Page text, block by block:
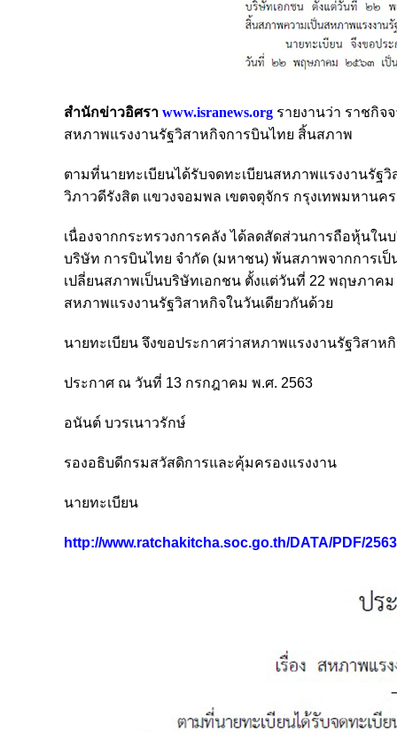
สำนักข่าวอิศรา www.isranews.org รายงานว่า ราชกิจ
สหภาพแรงงานรัฐวิสาหกิจการบินไทย สิ้นสภาพ
ตามที่นายทะเบียนได้รับจดทะเบียนสหภาพแรงงานรัฐ
วิภาวดีรังสิต แขวงจอมพล เขตจตุจักร กรุงเทพมหานค
เนื่องจากกระทรวงการคลัง ได้ลดสัดส่วนการถือหุ้นใ
บริษัท การบินไทย จำกัด (มหาชน) พ้นสภาพจากการเ
เปลี่ยนสภาพเป็นบริษัทเอกชน ตั้งแต่วันที่ 22 พฤษภาค
สหภาพแรงงานรัฐวิสาหกิจในวันเดียวกันด้วย
นายทะเบียน จึงขอประกาศว่าสหภาพแรงงานรัฐวิสา
ประกาศ ณ วันที่ 13 กรกฎาคม พ.ศ. 2563
อนันต์ บวรเนาวรักษ์
รองอธิบดีกรมสวัสดิการและคุ้มครองแรงงาน
นายทะเบียน
http://www.ratchakitcha.soc.go.th/DATA/PDF/